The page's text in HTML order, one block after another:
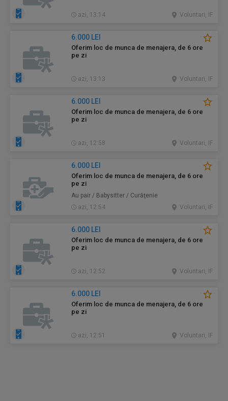
azi, 13:14 Voluntari, IF
6.000 LEI
Oferim loc de munca de menajera, de 6 ore
pe zi
azi, 13:13 Voluntari, IF
6.000 LEI
Oferim loc de munca de menajera, de 6 ore
pe zi
azi, 12:58 Voluntari, IF
6.000 LEI
Oferim loc de munca de menajera, de 6 ore
pe zi
Au pair / Babysitter / Curăţenie
azi, 12:54
Voluntari, IF
6.000 LEI
Oferim loc de munca de menajera, de 6 ore
pe zi
azi, 12:52 Voluntari, IF
6.000 LEI
Oferim loc de munca de menajera, de 6 ore
pe zi
azi, 12:51 Voluntari, IF